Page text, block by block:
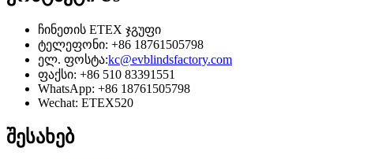
ჩინეთის ETEX ჯგუფი
ტელეფონი: +86 18761505798
ელ. ფოსტა:kc@evblindsfactory.com
ფაქსი: +86 510 83391551
WhatsApp: +86 18761505798
Wechat: ETEX520
შესახებ